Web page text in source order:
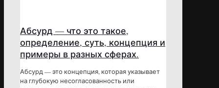
Абсурд — что это такое,
определение, суть, концепция и
примеры в разных сферах.
Абсурд — это концепция, которая указывает
на глубокую несогласованность или